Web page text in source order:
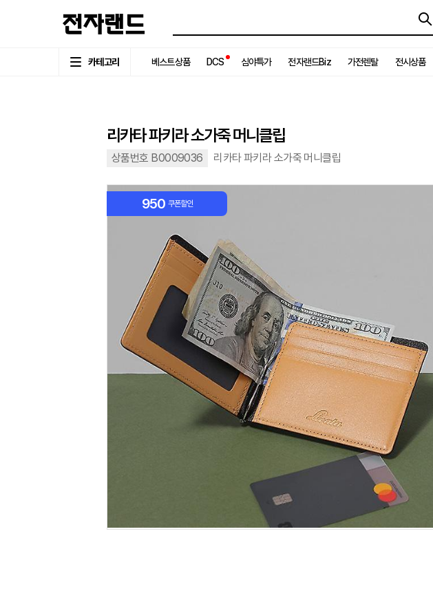
카테고리 베스트상품 DCS 심야특가 전자랜드Biz 가전렌탈 전시상품
리카타 파키라 소가죽 머니클립
상품번호 B0009036 리카타 파키라 소가죽 머니클립
950 쿠폰할인